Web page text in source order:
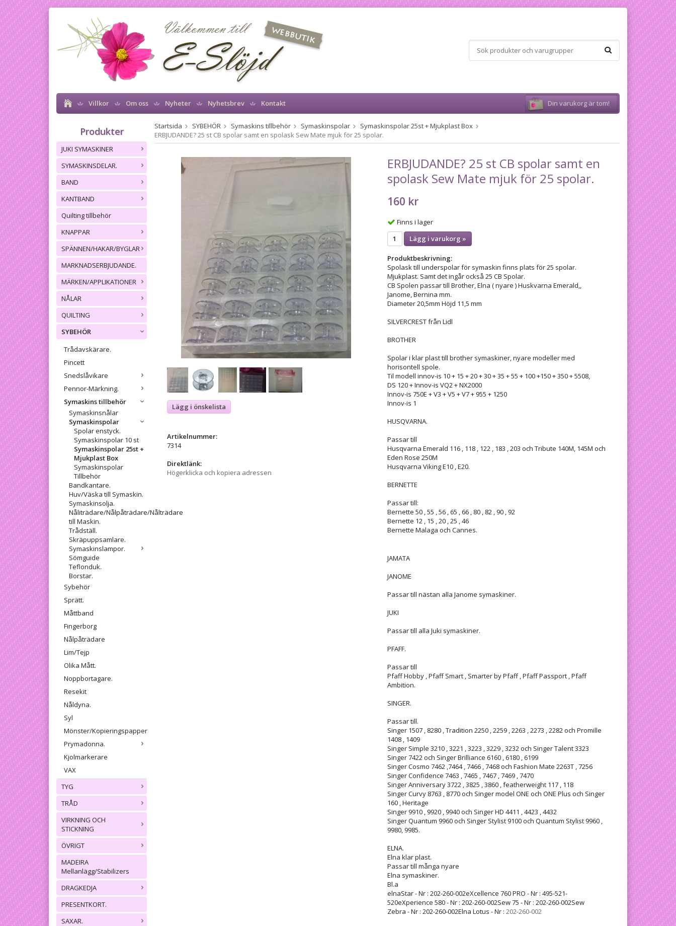
Villkor Om oss Nyheter Nyhetsbrev Kontakt Din varukorg är tom!
Produkter
JUKI SYMASKINER
SYMASKINSDELAR.
BAND
KANTBAND
Quilting tillbehör
KNAPPAR
SPÄNNEN/HAKAR/BYGLAR
MARKNADSERBJUDANDE.
MÄRKEN/APPLIKATIONER
NÅLAR
QUILTING
SYBEHÖR
Trådavskärare.
Pincett
Snedslåvikare
Pennor-Märkning.
Symaskins tillbehör
Symaskinsnålar
Symaskinspolar
Spolar enstyck.
Symaskinspolar 10 st
Symaskinspolar 25st +
Mjukplast Box
Symaskinspolar
Tillbehör
Bandkantare.
Huv/Väska till Symaskin.
Symaskinsolja.
Nåliträdare/Nålpåträdare/Nålträdare
till Maskin.
Trådställ.
Skräpuppsamlare.
Symaskinslampor.
Sömguide
Teflonduk.
Borstar.
Sybehör
Sprätt.
Måttband
Fingerborg
Nålpåträdare
Lim/Tejp
Olika Mått.
Noppbortagare.
Resekit
Nåldyna.
Syl
Mönster/Kopieringspapper
Prymadonna.
Kjolmarkerare
VAX
TYG
TRÅD
VIRKNING OCH
STICKNING
ÖVRIGT
MADEIRA
Mellanlägg/Stabilizers
DRAGKEDJA
PRESENTKORT.
SAXAR.
Startsida SYBEHÖR Symaskins tillbehör Symaskinspolar
Symaskinspolar 25st + Mjukplast Box
ERBJUDANDE? 25 st CB spolar samt en spolask Sew Mate mjuk för 25 spolar.
ERBJUDANDE? 25 st CB spolar samt en
spolask Sew Mate mjuk för 25 spolar.
160 kr
Finns i lager
Lägg i varukorg »
Produktbeskrivning:
Spolask till underspolar för symaskin finns plats för 25 spolar.
Mjukplast. Samt det ingår också 25 CB Spolar.
CB Spolen passar till Brother, Elna ( nyare ) Huskvarna Emerald,,
Janome, Bernina mm.
Diameter 20,5mm Höjd 11,5 mm
SILVERCREST från Lidl
BROTHER
Spolar i klar plast till brother symaskiner, nyare modeller med
horisontell spole.
Til modell innov-is 10 + 15 + 20 + 30 + 35 + 55 + 100 +150 + 350 + 5508,
DS 120 + Innov-is VQ2 + NX2000
Innov-is 750E + V3 + V5 + V7 + 955 + 1250
Innov-is 1
HUSQVARNA.
Passar till
Husqvarna Emerald 116 , 118 , 122 , 183 , 203 och Tribute 140M, 145M och
Eden Rose 250M
Husqvarna Viking E10 , E20.
BERNETTE
Passar till:
Bernette 50 , 55 , 56 , 65 , 66 , 80 , 82 , 90 , 92
Bernette 12 , 15 , 20 , 25 , 46
Bernette Malaga och Cannes.
JAMATA
JANOME
Passar till nästan alla Janome symaskiner.
JUKI
Passar till alla Juki symaskiner.
PFAFF.
Passar till
Pfaff Hobby , Pfaff Smart , Smarter by Pfaff , Pfaff Passport , Pfaff
Ambition.
SINGER.
Passar till.
Singer 1507 , 8280 , Tradition 2250 , 2259 , 2263 , 2273 , 2282 och Promille
1408 , 1409
Singer Simple 3210 , 3221 , 3223 , 3229 , 3232 och Singer Talent 3323
Singer 7422 och Singer Brilliance 6160 , 6180 , 6199
Singer Cosmo 7462 ,7464 , 7466 , 7468 och Fashion Mate 2263T , 7256
Singer Confidence 7463 , 7465 , 7467 , 7469 , 7470
Singer Anniversary 3722 , 3825 , 3860 , featherweight 117 , 118
Singer Curvy 8763 , 8770 och Singer model ONE och ONE Plus och Singer
160 , Heritage
Singer 9910 , 9920 , 9940 och Singer HD 4411 , 4423 , 4432
Singer Quantum 9960 och Singer Stylist 9100 och Quantum Stylist 9960 ,
9980, 9985.
ELNA.
Elna klar plast.
Passar till många nyare
Elna symaskiner.
Bl.a
elnaStar - Nr : 202-260-002eXcellence 760 PRO - Nr : 495-521-
520eXperience 580 - Nr : 202-260-002Sew 75 - Nr : 202-260-002Sew
Zebra - Nr : 202-260-002Elna Lotus - Nr : 202-260-002
Lägg i önskelista
Artikelnummer:
7314
Direktlänk:
Högerklicka och kopiera adressen